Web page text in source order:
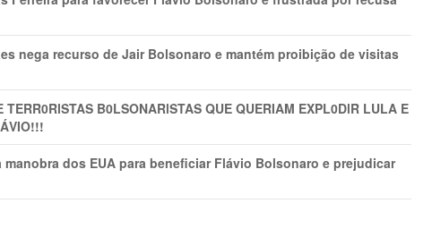
nega recurso de Jair Bolsonaro e mantém proibição de visitas
TERR0RlSTAS B0LSONARlSTAS QUE QUERIAM EXPL0DlR LULA E
manobra dos EUA para beneficiar Flávio Bolsonaro e prejudicar